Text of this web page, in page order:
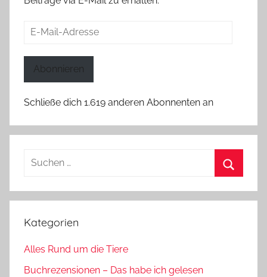
E-
Abonnieren
Schließe dich 1.619 anderen Abonnenten an
Suchen
Kategorien
Alles Rund um die Tiere
Buchrezensionen – Das habe ich gelesen